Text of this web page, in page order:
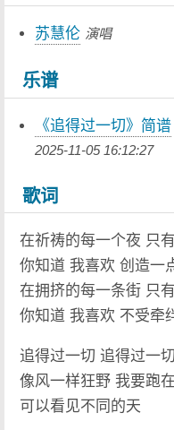
苏慧伦 演唱
乐谱
《追得过一切》简谱
2025-11-05 16:12:27
歌词
在祈祷的每一个夜 只
你知道 我喜欢 创造一
在拥挤的每一条街 只
你知道 我喜欢 不受牵
追得过一切 追得过一切
像风一样狂野 我要跑
可以看见不同的天